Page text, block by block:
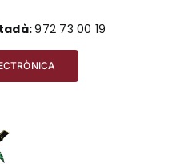
972 73 00 19